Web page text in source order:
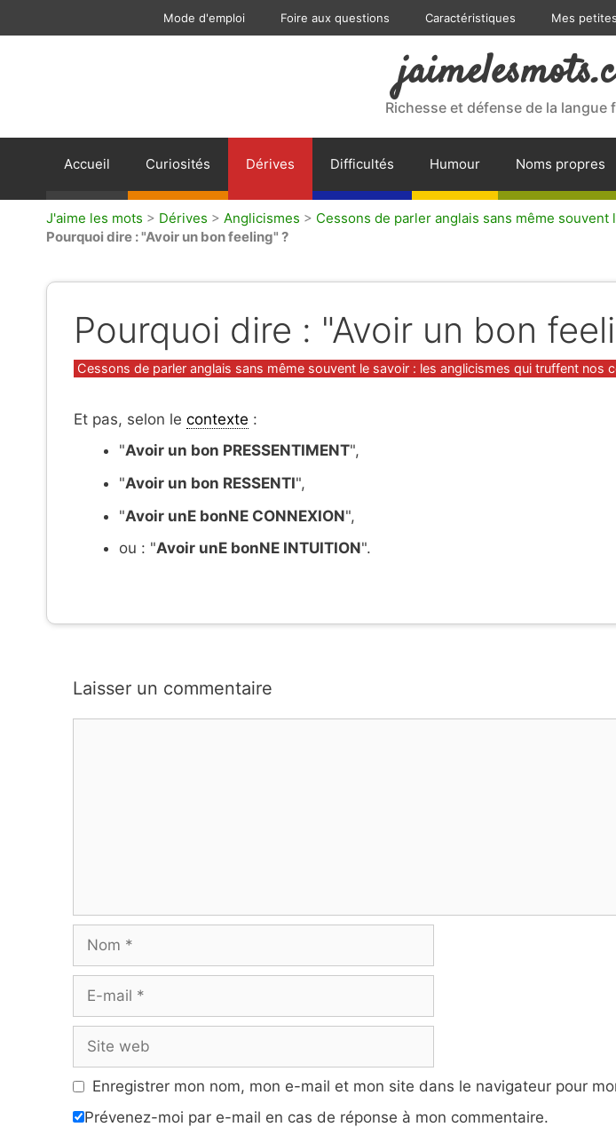
Mode d'emploi Foire aux questions Caractéristiques Mes
Richesse et défense de la langue
Accueil Curiosités Dérives Difficultés Humour Noms propres
J'aime les mots > Dérives > Anglicismes > Cessons de parler anglais sans même
Pourquoi dire : "Avoir un bon feeling" ?
Pourquoi dire : "Avoir un bon
Catégories
Cessons de parler anglais sans même souvent le savoir : les anglicismes qui truffent nos
Et pas, selon le contexte :
"Avoir un bon PRESSENTIMENT",
"Avoir un bon RESSENTI",
"Avoir unE bonNE CONNEXION",
ou : "Avoir unE bonNE INTUITION".
Laisser un commentaire
mail
web
Enregistrer mon nom, mon e-mail et mon site dans le navigateur pour
Prévenez-moi par e-mail en cas de réponse à mon commentaire.